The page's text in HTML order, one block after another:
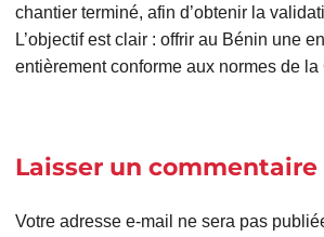
chantier terminé, afin d’obtenir la
L’objectif est clair : offrir au Bénin une
entièrement conforme aux normes de la
Laisser un commentaire
Votre adresse e-mail ne sera pas